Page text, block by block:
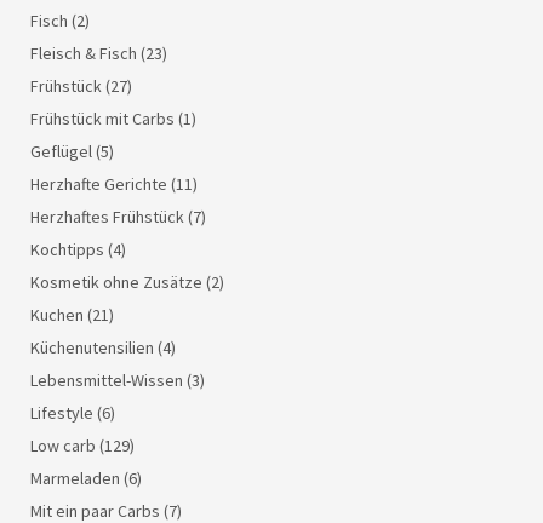
Fisch (2)
Fleisch & Fisch (23)
Frühstück (27)
Frühstück mit Carbs (1)
Geflügel (5)
Herzhafte Gerichte (11)
Herzhaftes Frühstück (7)
Kochtipps (4)
Kosmetik ohne Zusätze (2)
Kuchen (21)
Küchenutensilien (4)
Lebensmittel-Wissen (3)
Lifestyle (6)
Low carb (129)
Marmeladen (6)
Mit ein paar Carbs (7)